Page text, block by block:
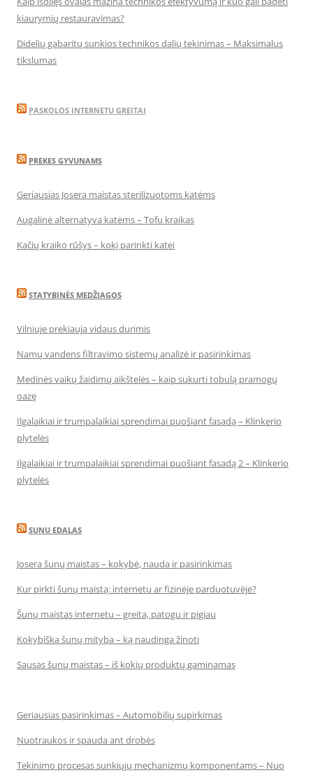
kiaurymių restauravimas?
Didelių gabaritų sunkios technikos dalių tekinimas – Maksimalus
tikslumas
PASKOLOS INTERNETU GREITAI
PREKES GYVUNAMS
Geriausias Josera maistas sterilizuotoms katėms
Augalinė alternatyva katėms – Tofu kraikas
Kačių kraiko rūšys – kokį parinkti katei
STATYBINĖS MEDŽIAGOS
Vilniuje prekiauja vidaus durimis
Namų vandens filtravimo sistemų analizė ir pasirinkimas
Medinės vaikų žaidimų aikštelės – kaip sukurti tobulą pramogų
oazę
Ilgalaikiai ir trumpalaikiai sprendimai puošiant fasadą – Klinkerio
plytelės
Ilgalaikiai ir trumpalaikiai sprendimai puošiant fasadą 2 – Klinkerio
plytelės
SUNU EDALAS
Josera šunų maistas – kokybė, nauda ir pasirinkimas
Kur pirkti šunų maistą: internetu ar fizinėje parduotuvėje?
Šunų maistas internetu – greita, patogu ir pigiau
Kokybiška šunų mityba – ką naudinga žinoti
Sausas šunų maistas – iš kokių produktų gaminamas
Geriausias pasirinkimas – Automobilių supirkimas
Nuotraukos ir spauda ant drobės
Tekinimo procesas sunkiųjų mechanizmų komponentams – Nuo